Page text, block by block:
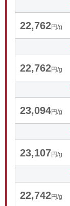
22,762円/g
22,762円/g
23,094円/g
23,107円/g
22,742円/g